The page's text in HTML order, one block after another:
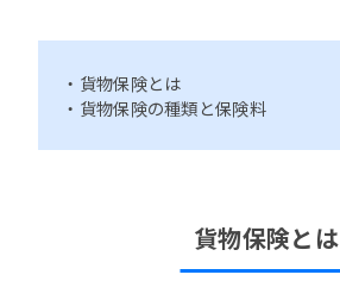
・貨物保険とは
・貨物保険の種類と保険料
貨物保険とは